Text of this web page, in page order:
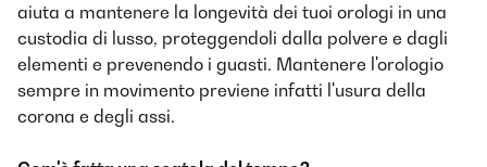
aiuta a mantenere la longevità dei tuoi orologi in una
custodia di lusso, proteggendoli dalla polvere e dagli
elementi e prevenendo i guasti. Mantenere l'orologio
sempre in movimento previene infatti l'usura della
corona e degli assi.